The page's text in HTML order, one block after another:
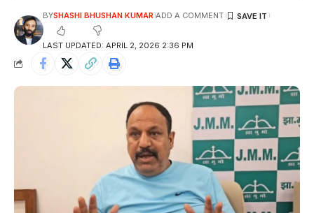
LAST UPDATED: APRIL 2, 2026 2:36 PM
BYSHASHI BHUSHAN KUMAR ADD A COMMENT